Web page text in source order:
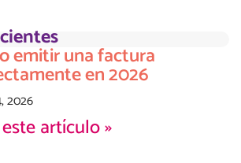
emitir una factura
en 2026
2026
artículo »